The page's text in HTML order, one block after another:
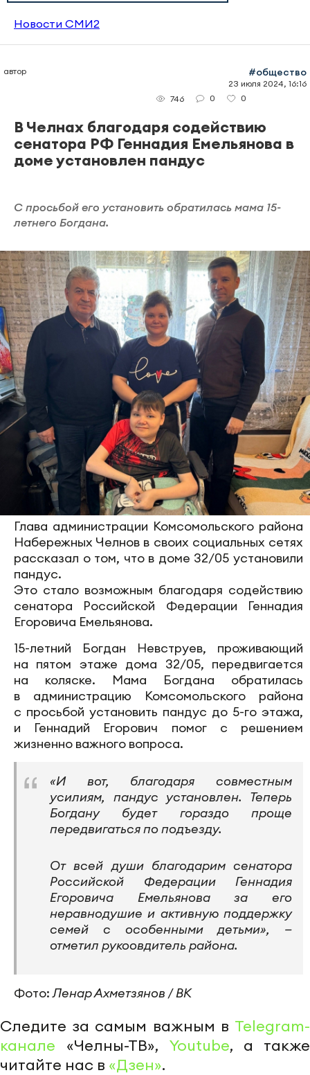
Новости СМИ2
автор #общество
23 июля 2024, 16:16
746
0 0
В Челнах благодаря содействию
сенатора РФ Геннадия Емельянова в
доме установлен пандус
С просьбой его установить обратилась мама 15-
летнего Богдана.
Глава администрации Комсомольского района
Набережных Челнов в своих социальных сетях
рассказал о том, что в доме 32/05 установили
пандус.
Это стало возможным благодаря содействию
сенатора Российской Федерации Геннадия
Егоровича Емельянова.
15-летний Богдан Невструев, проживающий
на пятом этаже дома 32/05, передвигается
на коляске. Мама Богдана обратилась
в администрацию Комсомольского района
с просьбой установить пандус до 5-го этажа,
и Геннадий Егорович помог с решением
жизненно важного вопроса.
«И вот, благодаря совместным
усилиям, пандус установлен. Теперь
Богдану будет гораздо проще
передвигаться по подъезду.
От всей души благодарим сенатора
Российской Федерации Геннадия
Егоровича Емельянова за его
неравнодушие и активную поддержку
семей с особенными детьми», —
отметил рукоовдитель района.
Фото:Ленар Ахметзянов / ВК
Следите за самым важным в Telegram-
канале «Челны-ТВ», Youtube, а также
читайте нас в «Дзен».